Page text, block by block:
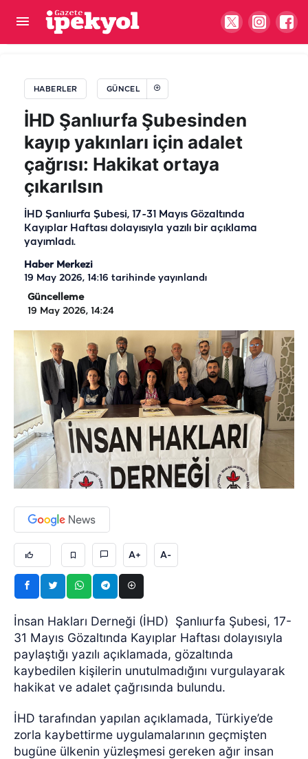
HABERLER GÜNCEL
İHD Şanlıurfa Şubesinden
kayıp yakınları için adalet
çağrısı: Hakikat ortaya
çıkarılsın
İHD Şanlıurfa Şubesi, 17-31 Mayıs Gözaltında
Kayıplar Haftası dolayısıyla yazılı bir açıklama
yayımladı.
Haber Merkezi
19 May 2026, 14:16 tarihinde yayınlandı
Güncelleme
19 May 2026, 14:24
A+ A-
İnsan Hakları Derneği (İHD) Şanlıurfa Şubesi, 17-
31 Mayıs Gözaltında Kayıplar Haftası dolayısıyla
paylaştığı yazılı açıklamada, gözaltında
kaybedilen kişilerin unutulmadığını vurgulayarak
hakikat ve adalet çağrısında bulundu.
İHD tarafından yapılan açıklamada, Türkiye’de
zorla kaybettirme uygulamalarının geçmişten
bugüne ülkenin yüzleşmesi gereken ağır insan
Şanlıurfa’da en işlek yolun açılacağı tarih ve saat